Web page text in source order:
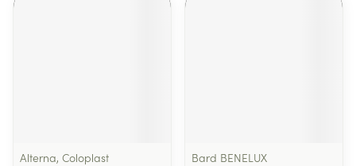
Alterna, Coloplast
Bard BENELUX